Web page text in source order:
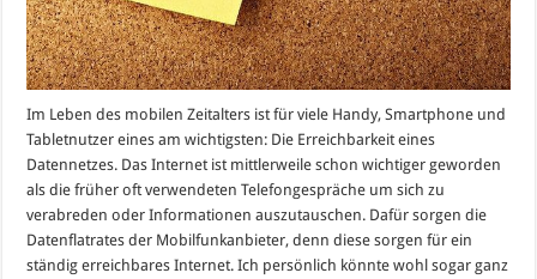
Im Leben des mobilen Zeitalters ist für viele Handy, Smartphone und
Tabletnutzer eines am wichtigsten: Die Erreichbarkeit eines
Datennetzes. Das Internet ist mittlerweile schon wichtiger geworden
als die früher oft verwendeten Telefongespräche um sich zu
verabreden oder Informationen auszutauschen. Dafür sorgen die
Datenflatrates der Mobilfunkanbieter, denn diese sorgen für ein
ständig erreichbares Internet. Ich persönlich könnte wohl sogar ganz